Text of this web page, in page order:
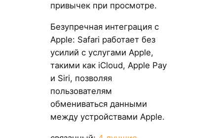
привычек при просмотре.
Безупречная интеграция с
Apple: Safari работает без
усилий с услугами Apple,
такими как iCloud, Apple Pay
и Siri, позволяя
пользователям
обмениваться данными
между устройствами Apple.